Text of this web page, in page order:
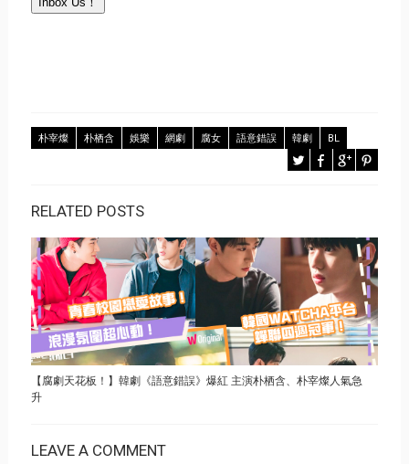
朴宰燦 朴栖含 娛樂 網劇 腐女 語意錯誤 韓劇 BL
RELATED POSTS
【腐劇天花板！】韓劇《語意錯誤》爆紅 主演朴栖含、朴宰燦人氣急
升
LEAVE A COMMENT